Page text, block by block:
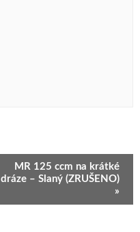
MR 125 ccm na krátké
dráze – Slaný (ZRUŠENO)
»